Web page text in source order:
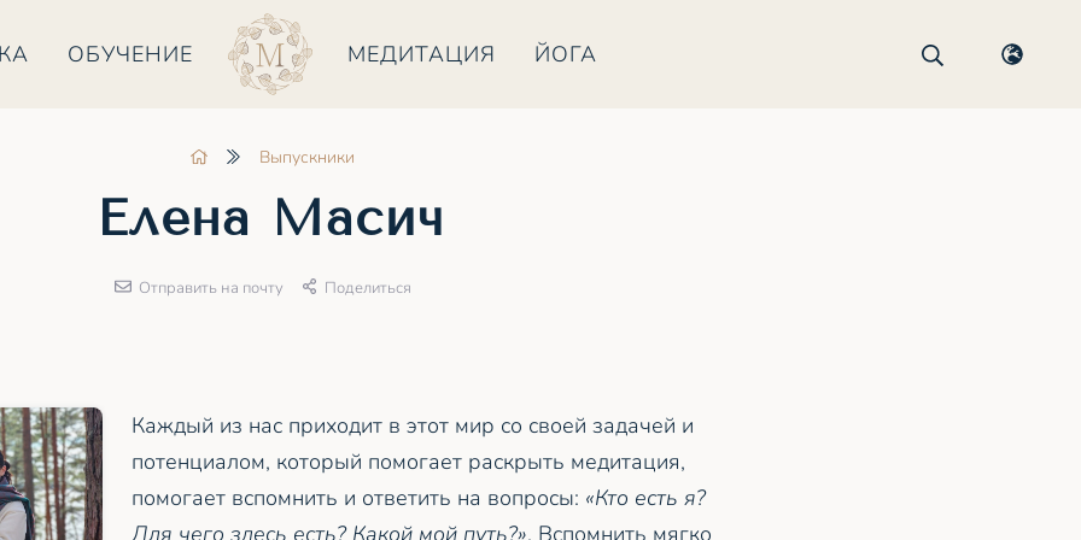
ОБУЧЕНИЕ МЕДИТАЦИЯ ЙОГА
Выпускники
Елена Масич
Отправить на почту Поделиться
Каждый из нас приходит в этот мир со своей задачей и
потенциалом, который помогает раскрыть медитация,
помогает вспомнить и ответить на вопросы: «Кто есть я?
Для чего здесь есть? Какой мой путь?». Вспомнить мягко